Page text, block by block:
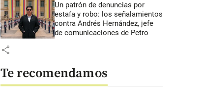
Un patrón de denuncias por
estafa y robo: los señalamientos
contra Andrés Hernández, jefe
de comunicaciones de Petro
share
Te recomendamos